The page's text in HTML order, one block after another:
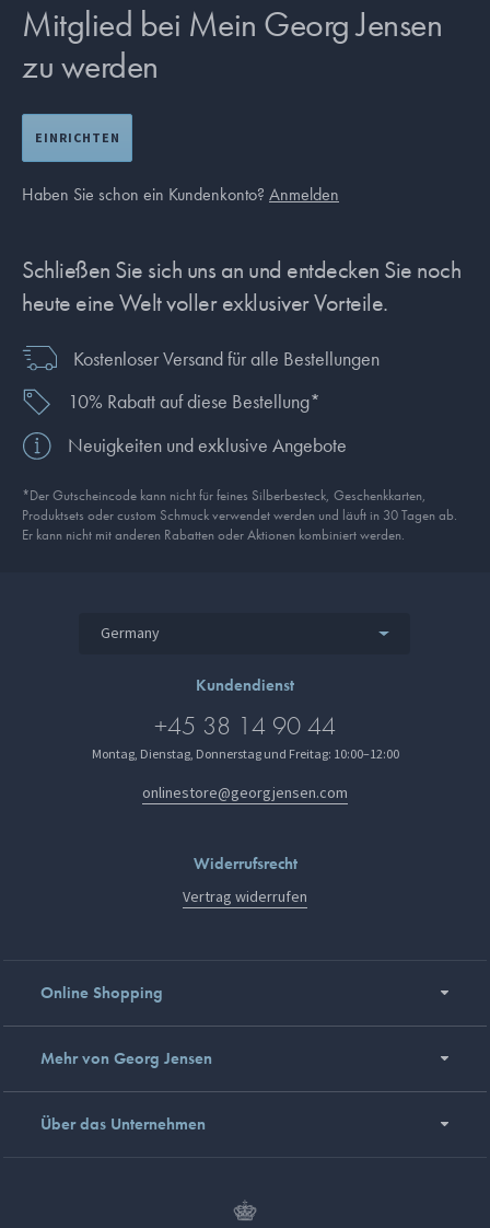
Mitglied bei Mein Georg Jensen
zu werden
EINRICHTEN
Haben Sie schon ein Kundenkonto? Anmelden
Schließen Sie sich uns an und entdecken Sie noch
heute eine Welt voller exklusiver Vorteile.
Kostenloser Versand für alle Bestellungen
10% Rabatt auf diese Bestellung*
Neuigkeiten und exklusive Angebote
*Der Gutscheincode kann nicht für feines Silberbesteck, Geschenkkarten,
Produkt­sets oder custom Schmuck verwendet werden und läuft in 30 Tagen ab.
Er kann nicht mit anderen Rabatten oder Aktionen kombiniert werden.
Germany
Kundendienst
+45 38 14 90 44
Montag, Dienstag, Donnerstag und Freitag: 10:00–12:00
onlinestore@georgjensen.com
Widerrufsrecht
Vertrag widerrufen
Online Shopping
Mehr von Georg Jensen
Über das Unternehmen